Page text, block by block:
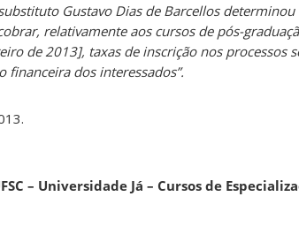
Gustavo Dias de Barcellos
relativamente aos cursos de pós-
de 2013], taxas de inscrição nos processos
financeira dos interessados”.
– Universidade Já – Cursos de